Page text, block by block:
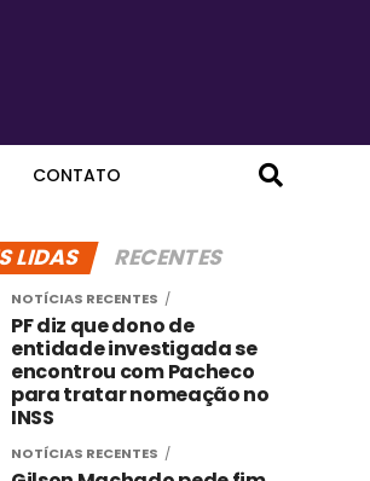
CONTATO
LIDAS RECENTES
NOTÍCIAS RECENTES
PF diz que dono de
entidade investigada se
encontrou com Pacheco
para tratar nomeação no
INSS
NOTÍCIAS RECENTES